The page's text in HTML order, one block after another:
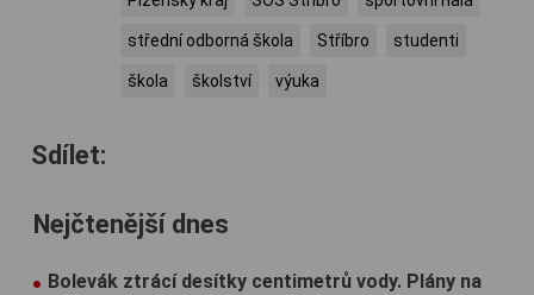
střední odborná škola Stříbro studenti
škola školství výuka
Sdílet:
Nejčtenější dnes
Bolevák ztrácí desítky centimetrů vody. Plány na